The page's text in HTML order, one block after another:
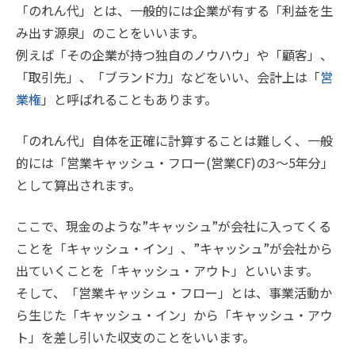
「のれん代」とは、一般的には企業が有する「利益を生
み出す源泉」のことをいいます。
例えば「その企業が持つ独自のノウハウ」や「顧客」、
「取引先」、「ブランド力」などをいい、会計上は「営
業権」と呼ばれることもあります。
「のれん代」自体を正確に計算することは難しく、一般
的には「営業キャッシュ・フロー(営業CF)の3～5年分」
として算出されます。
ここで、現金のような”キャッシュ”が会社に入ってくる
ことを「キャッシュ・イン」、”キャッシュ”が会社から
出ていくことを「キャッシュ・アウト」といいます。
そして、「営業キャッシュ・フロー」とは、事業活動か
ら生じた「キャッシュ・イン」から「キャッシュ・アウ
ト」を差し引いた収支のことをいいます。